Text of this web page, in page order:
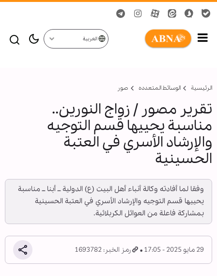
العربية
الرئيسية الوسائط المتعدده صور
تقرير مصور / زواج النورين..
مناسبة يحييها قسم التوجيه
والإرشاد الأسري في العتبة
الحسينية
وفقا لما أفادته وكالة أنباء أهل البيت (ع) الدولية ــ أبنا ــ مناسبة
يحييها قسم التوجيه والإرشاد الأسري في العتبة الحسينية
بمشاركة فاعلة من العوائل الكربلائية.
29 مايو 2025 - 17:05 رمز الخبر: 1693782